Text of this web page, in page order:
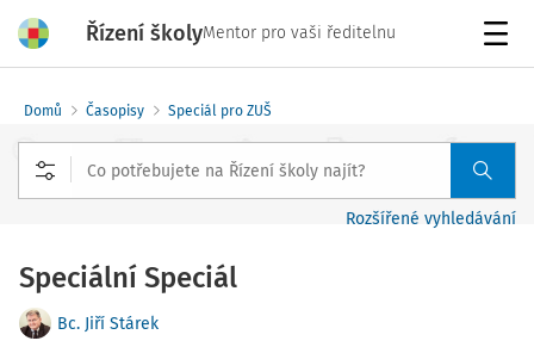
Řízení školyMentor pro vaši ředitelnu
Domů Časopisy Speciál pro ZUŠ
Rozšířené vyhledávání
Speciální Speciál
Bc. Jiří Stárek